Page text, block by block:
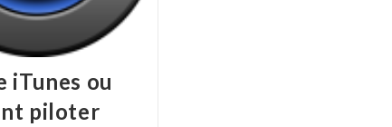
iTunes ou
piloter